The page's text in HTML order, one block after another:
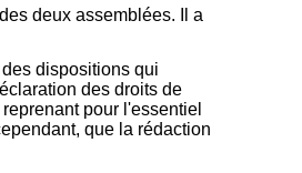
deux assemblées. Il a
dispositions qui
des droits de
pour l'essentiel
que la rédaction